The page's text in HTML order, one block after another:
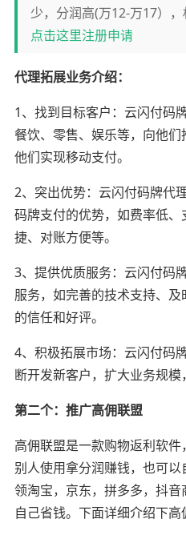
少，分润高(万12-万17），
点击这里注册申请
代理拓展业务介绍：
1、找到目标客户：云闪付码
餐饮、零售、娱乐等，向他
他们实现移动支付。
2、突出优势：云闪付码牌代
码牌支付的优势，如费率低
捷、对账方便等。
3、提供优质服务：云闪付码
服务，如完善的技术支持、
的信任和好评。
4、积极拓展市场：云闪付码
断开发新客户，扩大业务规模
第二个：推广高佣联盟
高佣联盟是一款购物返利软
别人使用拿分润赚钱，也可
领淘宝，京东，拼多多，抖
自己省钱。下面详细介绍下高